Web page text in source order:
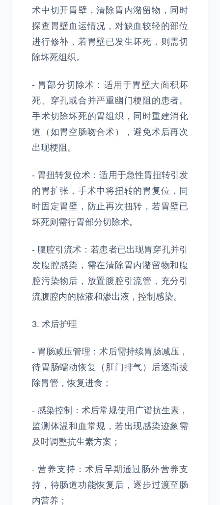
术中切开胃壁，清除胃内潴留物，同时
探查胃壁血运情况，对缺血较轻的部位
进行修补，若胃壁已发生坏死，则需切
除坏死组织。
- 胃部分切除术：适用于胃壁大面积坏
死、穿孔或合并严重幽门梗阻的患者。
手术切除坏死的胃组织，同时重建消化
道（如胃空肠吻合术），避免术后再次
出现梗阻。
- 胃扭转复位术：适用于急性胃扭转引发
的胃扩张，手术中将扭转的胃复位，同
时固定胃壁，防止再次扭转，若胃壁已
坏死则需行胃部分切除术。
- 腹腔引流术：若患者已出现胃穿孔并引
发腹腔感染，需在清除胃内潴留物和腹
腔污染物后，放置腹腔引流管，充分引
流腹腔内的脓液和渗出液，控制感染。
3. 术后护理
- 胃肠减压管理：术后需持续胃肠减压，
待胃肠蠕动恢复（肛门排气）后逐渐拔
除胃管，恢复进食；
- 感染控制：术后常规使用广谱抗生素，
监测体温和血常规，若出现感染迹象需
及时调整抗生素方案；
- 营养支持：术后早期通过肠外营养支
持，待肠道功能恢复后，逐步过渡至肠
内营养；